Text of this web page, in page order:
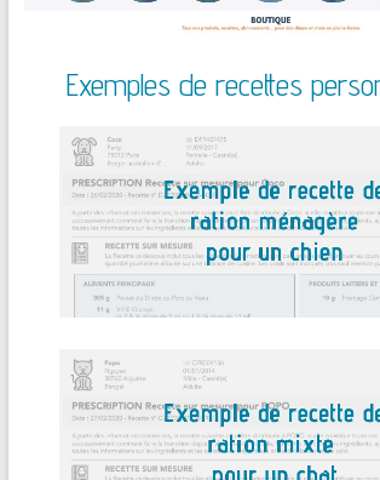
Exemples de recettes